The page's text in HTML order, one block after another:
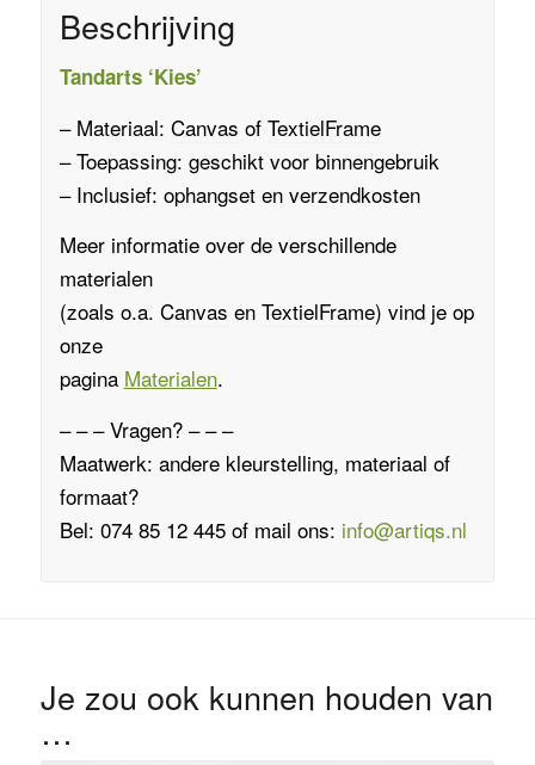
Beschrijving
Tandarts ‘Kies’
– Materiaal: Canvas of TextielFrame
– Toepassing: geschikt voor binnengebruik
– Inclusief: ophangset en verzendkosten
Meer informatie over de verschillende
materialen
(zoals o.a. Canvas en TextielFrame) vind je op
onze
pagina Materialen.
– – – Vragen? – – –
Maatwerk: andere kleurstelling, materiaal of
formaat?
Bel: 074 85 12 445 of mail ons: info@artiqs.nl
Je zou ook kunnen houden van
…